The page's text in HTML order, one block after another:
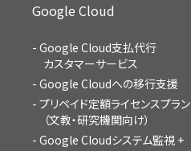
Google Cloud
Google Cloud支払代行
カスタマーサービス
Google Cloudへの移行支援
プリペイド定額ライセンスプラン
（文教・研究機関向け）
Google Cloudシステム監視 +